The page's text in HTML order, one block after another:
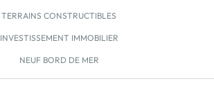
TERRAINS CONSTRUCTIBLES
INVESTISSEMENT IMMOBILIER
NEUF BORD DE MER